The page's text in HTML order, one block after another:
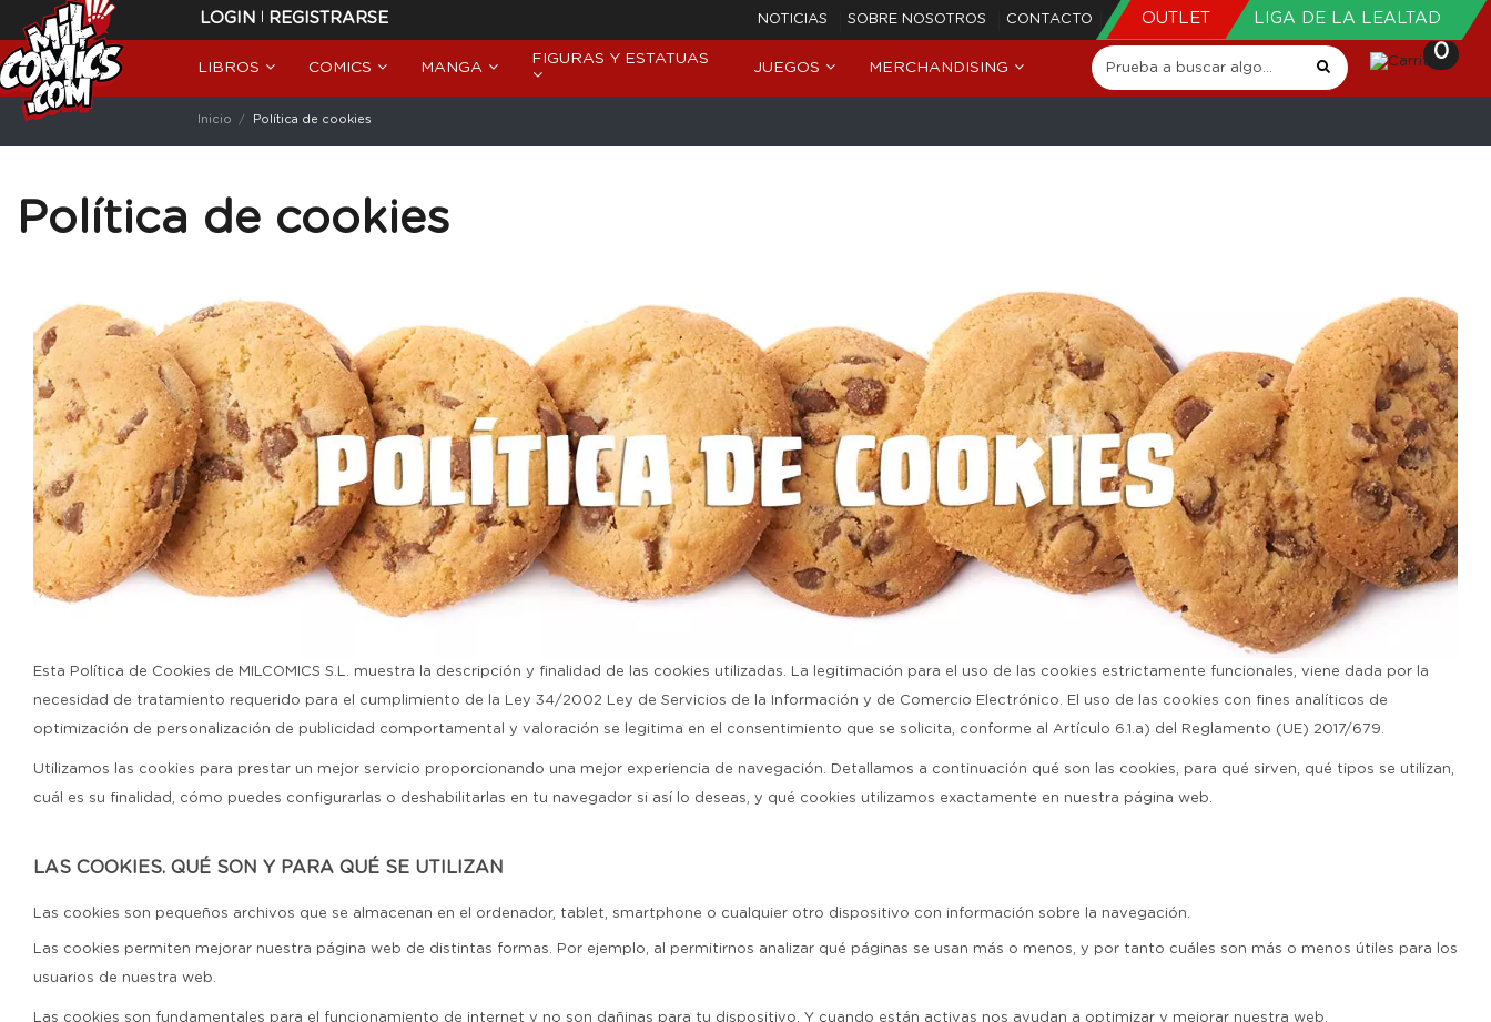
LOGIN | REGISTRARSE NOTICIAS SOBRE NOSOTROS CONTACTO OUTLET LIGA DE LA LEALTAD
LIBROS COMICS MANGA
FIGURAS Y ESTATUAS
JUEGOS MERCHANDISING
0
Inicio Política de cookies
Política de cookies
Esta Política de Cookies de MILCOMICS S.L. muestra la descripción y finalidad de las cookies utilizadas. La legitimación para el uso de las cookies estrictamente funcionales, viene dada por la
necesidad de tratamiento requerido para el cumplimiento de la Ley 34/2002 Ley de Servicios de la Información y de Comercio Electrónico. El uso de las cookies con fines analíticos de
optimización de personalización de publicidad comportamental y valoración se legitima en el consentimiento que se solicita, conforme al Artículo 6.1.a) del Reglamento (UE) 2017/679.
Utilizamos las cookies para prestar un mejor servicio proporcionando una mejor experiencia de navegación. Detallamos a continuación qué son las cookies, para qué sirven, qué tipos se utilizan,
cuál es su finalidad, cómo puedes configurarlas o deshabilitarlas en tu navegador si así lo deseas, y qué cookies utilizamos exactamente en nuestra página web.
LAS COOKIES. QUÉ SON Y PARA QUÉ SE UTILIZAN
Las cookies son pequeños archivos que se almacenan en el ordenador, tablet, smartphone o cualquier otro dispositivo con información sobre la navegación.
Las cookies permiten mejorar nuestra página web de distintas formas. Por ejemplo, al permitirnos analizar qué páginas se usan más o menos, y por tanto cuáles son más o menos útiles para los
usuarios de nuestra web.
Las cookies son fundamentales para el funcionamiento de internet y no son dañinas para tu dispositivo. Y cuando están activas nos ayudan a optimizar y mejorar nuestra web.